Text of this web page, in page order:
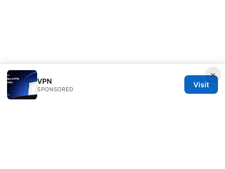
×
VPN
SPONSORED
Visit